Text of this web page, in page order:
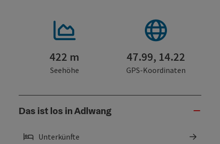
422 m
Seehöhe
47.99, 14.22
GPS-Koordinaten
Das ist los in Adlwang
Unterkünfte